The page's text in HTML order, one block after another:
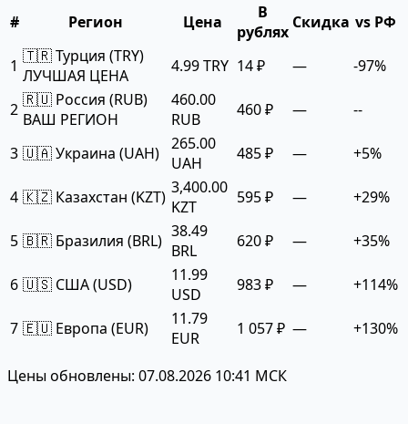
#
Регион Цена
В
рублях Скидка vs РФ
1 🇹🇷 Турция (TRY)
ЛУЧШАЯ ЦЕНА
4.99 TRY 14 ₽ — -97%
2 🇷🇺 Россия (RUB)
ВАШ РЕГИОН
460.00
RUB
460 ₽ — --
3 🇺🇦 Украина (UAH) 265.00
UAH
485 ₽ — +5%
4 🇰🇿 Казахстан (KZT) 3,400.00
KZT
595 ₽ — +29%
5 🇧🇷 Бразилия (BRL) 38.49
BRL
620 ₽ — +35%
6 🇺🇸 США (USD)
11.99
USD
983 ₽ — +114%
7 🇪🇺 Европа (EUR)
11.79
EUR
1 057 ₽ — +130%
Цены обновлены: 07.08.2026 10:41 МСК